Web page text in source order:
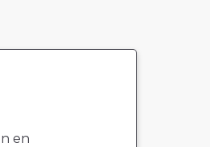
en